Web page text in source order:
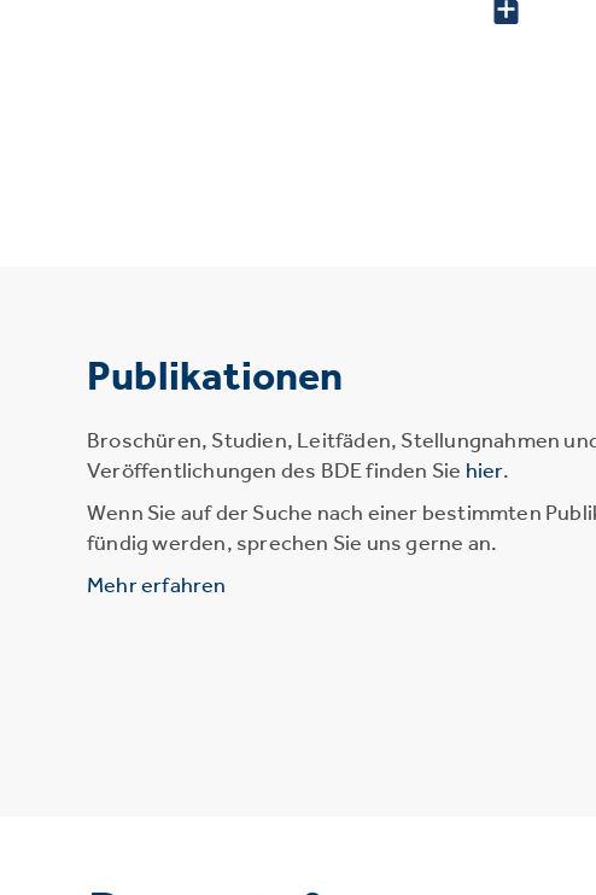
Publikationen
Broschüren, Studien, Leitfäden, Stellungnahmen
Veröffentlichungen des BDE finden Sie hier.
Wenn Sie auf der Suche nach einer bestimmten
fündig werden, sprechen Sie uns gerne an.
Mehr erfahren